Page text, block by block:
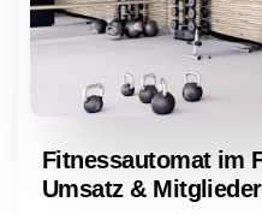
Fitnessautomat im
Umsatz &